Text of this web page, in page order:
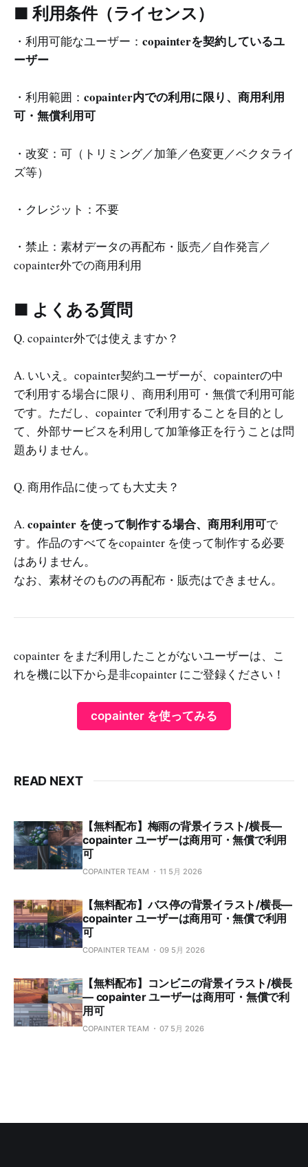
■ 利用条件（ライセンス）
・利用可能なユーザー： copainterを契約しているユ
ーザー
・利用範囲： copainter内での利用に限り、商用利用
可・無償利用可
・改変：可（トリミング／加筆／色変更／ベクタライ
ズ等）
・クレジット：不要
・禁止：素材データの再配布・販売／自作発言／
copainter外での商用利用
■ よくある質問
Q. copainter外では使えますか？
A. いいえ。copainter契約ユーザーが、copainterの中
で利用する場合に限り、商用利用可・無償で利用可能
です。ただし、copainter で利用することを目的とし
て、外部サービスを利用して加筆修正を行うことは問
題ありません。
Q. 商用作品に使っても大丈夫？
A. copainter を使って制作する場合、商用利用可で
す。作品のすべてをcopainter を使って制作する必要
はありません。
なお、素材そのものの再配布・販売はできません。
copainter をまだ利用したことがないユーザーは、こ
れを機に以下から是非copainter にご登録ください！
copainter を使ってみる
READ NEXT
【無料配布】梅雨の背景イラスト/横長—
copainter ユーザーは商用可・無償で利用
可
COPAINTER TEAM 11 5月 2026
【無料配布】バス停の背景イラスト/横長—
copainter ユーザーは商用可・無償で利用
可
COPAINTER TEAM 09 5月 2026
【無料配布】コンビニの背景イラスト/横長
— copainter ユーザーは商用可・無償で利
用可
COPAINTER TEAM 07 5月 2026